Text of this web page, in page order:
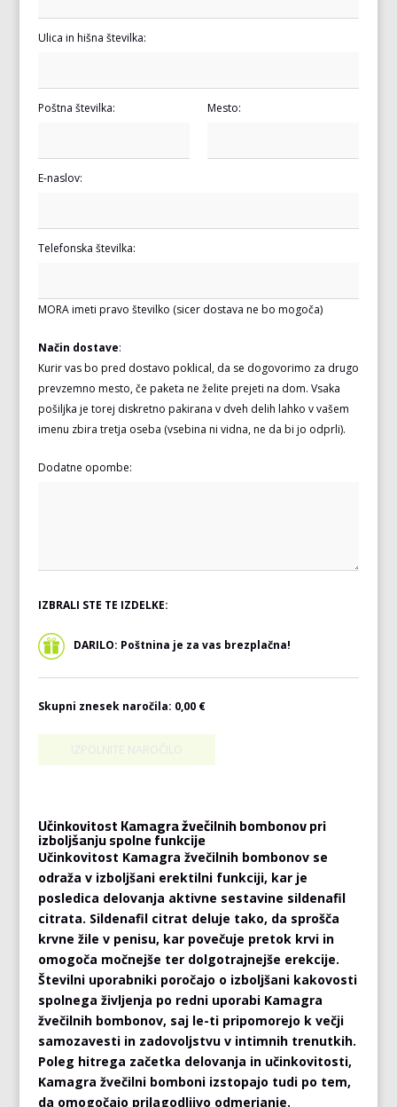
Ulica in hišna številka:
Poštna številka: Mesto:
E-naslov:
Telefonska številka:
MORA imeti pravo številko (sicer dostava ne bo mogoča)
Način dostave:
Kurir vas bo pred dostavo poklical, da se dogovorimo za drugo
prevzemno mesto, če paketa ne želite prejeti na dom. Vsaka
pošiljka je torej diskretno pakirana v dveh delih lahko v vašem
imenu zbira tretja oseba (vsebina ni vidna, ne da bi jo odprli).
Dodatne opombe:
IZBRALI STE TE IZDELKE:
DARILO: Poštnina je za vas brezplačna!
Skupni znesek naročila: 0,00 €
Učinkovitost Kamagra žvečilnih bombonov pri
izboljšanju spolne funkcije
Učinkovitost Kamagra žvečilnih bombonov se
odraža v izboljšani erektilni funkciji, kar je
posledica delovanja aktivne sestavine sildenafil
citrata. Sildenafil citrat deluje tako, da sprošča
krvne žile v penisu, kar povečuje pretok krvi in
omogoča močnejše ter dolgotrajnejše erekcije.
Številni uporabniki poročajo o izboljšani kakovosti
spolnega življenja po redni uporabi Kamagra
žvečilnih bombonov, saj le-ti pripomorejo k večji
samozavesti in zadovoljstvu v intimnih trenutkih.
Poleg hitrega začetka delovanja in učinkovitosti,
Kamagra žvečilni bomboni izstopajo tudi po tem,
da omogočajo prilagodljivo odmerjanje.